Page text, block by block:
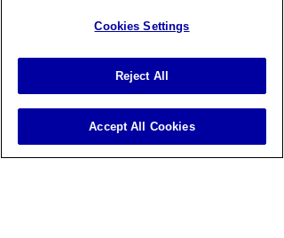
แผนกฉุกเฉิน (สาขาอารีย์)
อารีย์087-087-0445
Cookies Settings
Reject All
Accept All Cookies